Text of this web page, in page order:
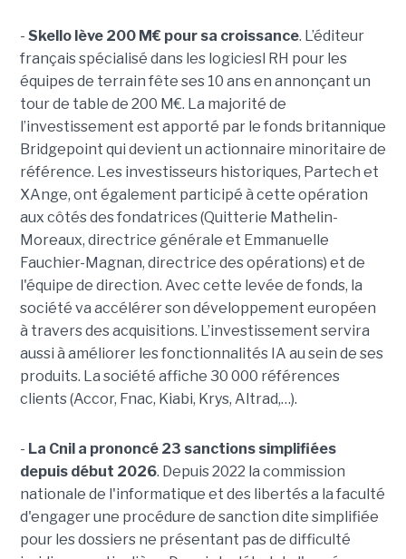
- Skello lève 200 M€ pour sa croissance. L’éditeur
français spécialisé dans les logiciesl RH pour les
équipes de terrain fête ses 10 ans en annonçant un
tour de table de 200 M€. La majorité de
l’investissement est apporté par le fonds britannique
Bridgepoint qui devient un actionnaire minoritaire de
référence. Les investisseurs historiques, Partech et
XAnge, ont également participé à cette opération
aux côtés des fondatrices (Quitterie Mathelin-
Moreaux, directrice générale et Emmanuelle
Fauchier-Magnan, directrice des opérations) et de
l'équipe de direction. Avec cette levée de fonds, la
société va accélérer son développement européen
à travers des acquisitions. L’investissement servira
aussi à améliorer les fonctionnalités IA au sein de ses
produits. La société affiche 30 000 références
clients (Accor, Fnac, Kiabi, Krys, Altrad,…).
- La Cnil a prononcé 23 sanctions simplifiées
depuis début 2026. Depuis 2022 la commission
nationale de l'informatique et des libertés a la faculté
d'engager une procédure de sanction dite simplifiée
pour les dossiers ne présentant pas de difficulté